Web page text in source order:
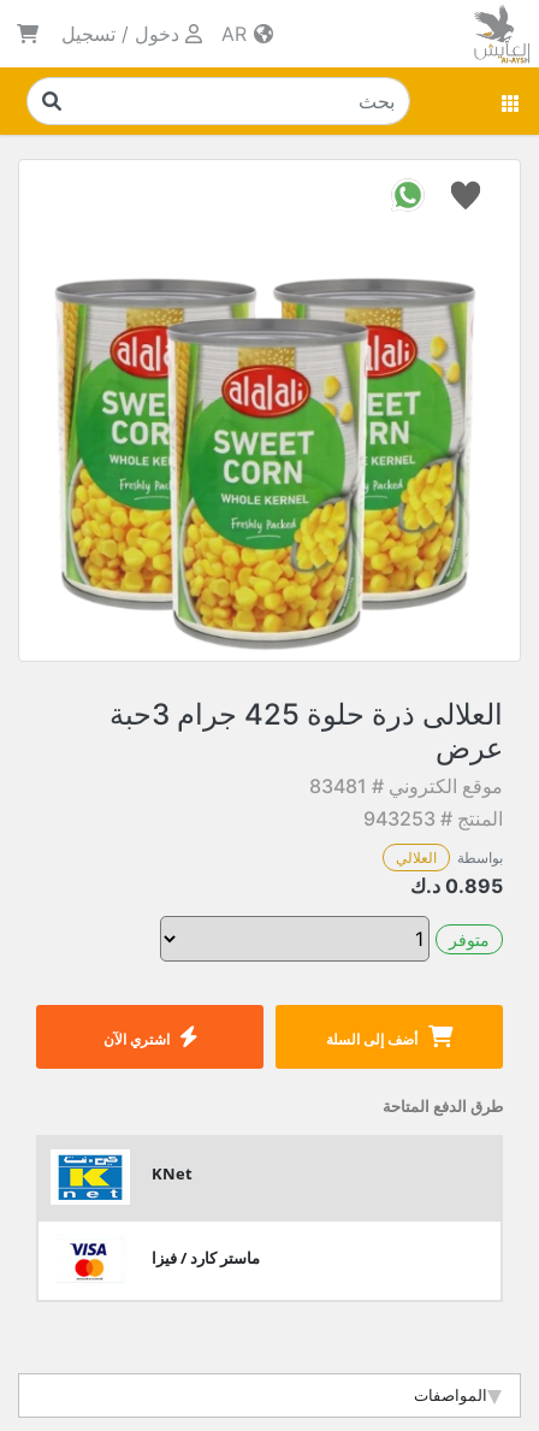
دخول / تسجيل
العلالى ذرة حلوة 425 جرام 3حبة
عرض
موقع الكتروني # 83481
المنتج # 943253
بواسطة العلالي
0.895 د.ك
متوفر
أضف إلى السلة اشتري الآن
طرق الدفع المتاحة
KNet
ماستر كارد / فيزا
المواصفات